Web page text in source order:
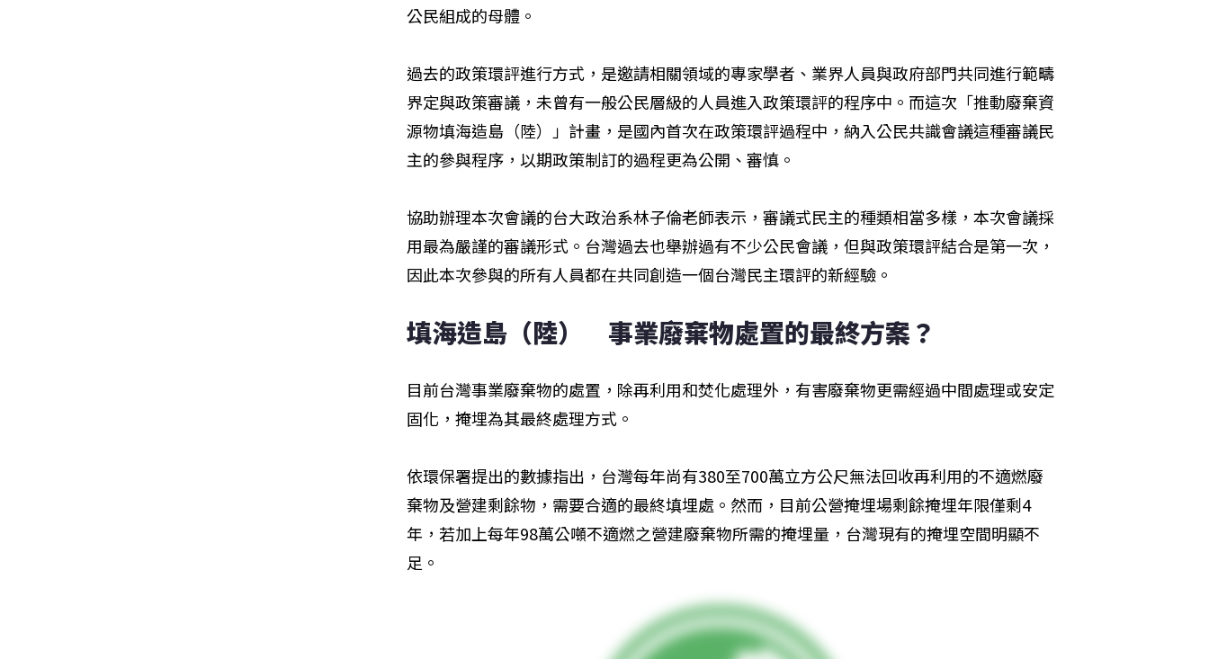
公民組成的母體。
過去的政策環評進行方式，是邀請相關領域的專家學者、業界人員與政府部門共同進行範疇
界定與政策審議，未曾有一般公民層級的人員進入政策環評的程序中。而這次「推動廢棄資
源物填海造島（陸）」計畫，是國內首次在政策環評過程中，納入公民共識會議這種審議民
主的參與程序，以期政策制訂的過程更為公開、審慎。
協助辦理本次會議的台大政治系林子倫老師表示，審議式民主的種類相當多樣，本次會議採
用最為嚴謹的審議形式。台灣過去也舉辦過有不少公民會議，但與政策環評結合是第一次，
因此本次參與的所有人員都在共同創造一個台灣民主環評的新經驗。
填海造島（陸）　事業廢棄物處置的最終方案？
目前台灣事業廢棄物的處置，除再利用和焚化處理外，有害廢棄物更需經過中間處理或安定
固化，掩埋為其最終處理方式。
依環保署提出的數據指出，台灣每年尚有380至700萬立方公尺無法回收再利用的不適燃廢
棄物及營建剩餘物，需要合適的最終填埋處。然而，目前公營掩埋場剩餘掩埋年限僅剩4
年，若加上每年98萬公噸不適燃之營建廢棄物所需的掩埋量，台灣現有的掩埋空間明顯不
足。